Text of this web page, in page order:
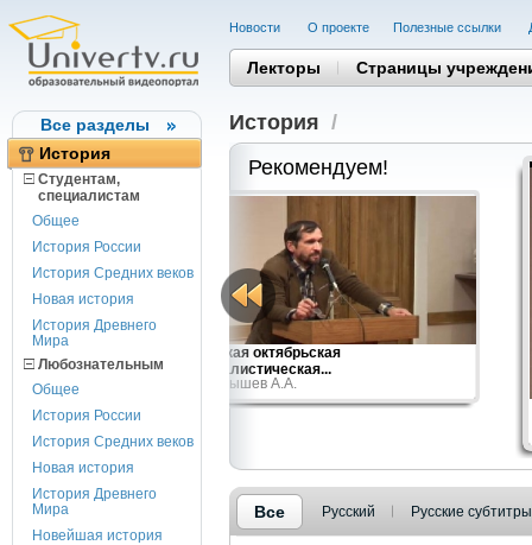
Все разделы
История
Студентам,
cпециалистам
Общее
История России
История Средних веков
Новая история
История Древнего
Мира
Любознательным
Общее
История России
История Средних веков
Новая история
История Древнего
Мира
Новейшая история
Новости О проекте Полезные cсылки
Лекторы Страницы
История /
Рекомендуем!
России (1945-
М....
Великая октябрьская
социалистическая...
Куренышев А.А.
Все Русский Русские субтитры